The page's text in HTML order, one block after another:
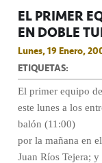
EL PRIMER
EN DOBLE
Lunes, 19 Enero,
ETIQUETAS:
El primer equipo
este lunes a los
balón (11:00)
por la mañana en
Juan Ríos Tejera; y